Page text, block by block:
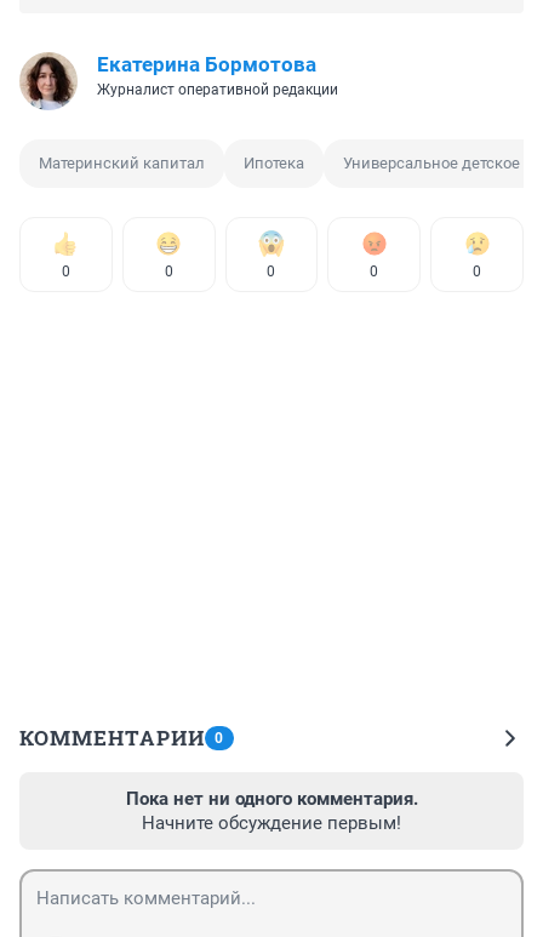
Екатерина Бормотова
Журналист оперативной редакции
Материнский капитал Ипотека Универсальное детское
0 0 0 0 0
КОММЕНТАРИИ 0
Пока нет ни одного комментария.
Начните обсуждение первым!